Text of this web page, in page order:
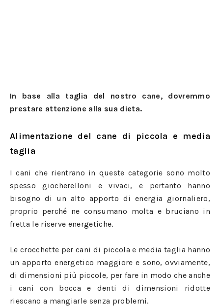
In base alla taglia del nostro cane, dovremmo
prestare attenzione alla sua dieta.
Alimentazione del cane di piccola e media
taglia
I cani che rientrano in queste categorie sono molto
spesso giocherelloni e vivaci, e pertanto hanno
bisogno di un alto apporto di energia giornaliero,
proprio perché ne consumano molta e bruciano in
fretta le riserve energetiche.
Le crocchette per cani di piccola e media taglia hanno
un apporto energetico maggiore e sono, ovviamente,
di dimensioni più piccole, per fare in modo che anche
i cani con bocca e denti di dimensioni ridotte
riescano a mangiarle senza problemi.